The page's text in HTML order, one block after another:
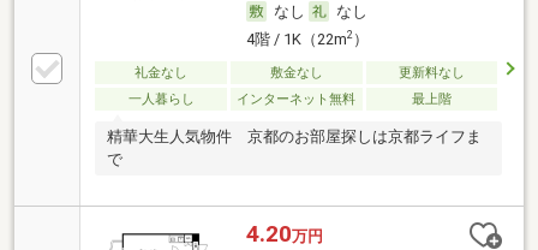
なし
なし
4階 / 1K（22m2）
礼金なし 敷金なし
更新料なし
一人暮らし
インターネット無料 最上階
精華大生人気物件 京都のお部屋探しは京都ライフま
で
4.20万円